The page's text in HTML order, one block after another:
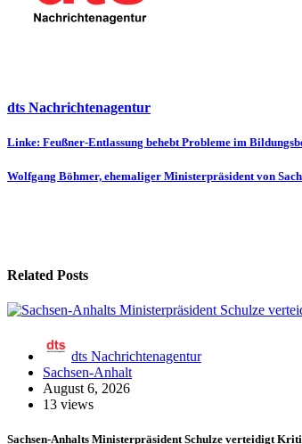
dts Nachrichtenagentur
Beitragsnavigation
Linke: Feußner-Entlassung behebt Probleme im
Wolfgang Böhmer, ehemaliger Ministerpräsident von
Related Posts
dts Nachrichtenagentur
Sachsen-Anhalt
August 6, 2026
13 views
Sachsen-Anhalts Ministerpräsident Schulze verteidigt